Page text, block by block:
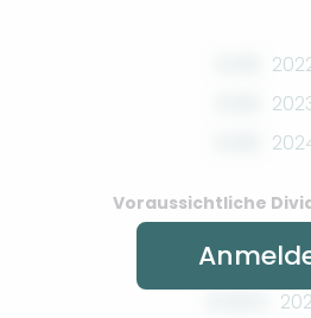
Voraussichtliche